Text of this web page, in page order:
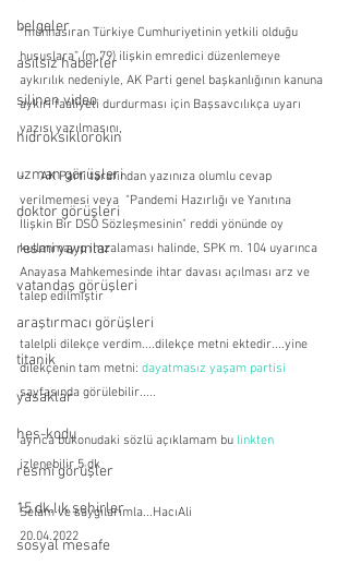
belgeler
asılsız haberler
silinen video
hidroksiklorokin
uzman görüşleri
doktor görüşleri
resmi yayınlar
vatandaş görüşleri
araştırmacı görüşleri
titanik
yasaklar
hes-kodu
resmi görüşler
15 dk.lık şehirler
sosyal mesafe
“münhasıran Türkiye Cumhuriyetinin yetkili olduğu
hususlara” (m.79) ilişkin emredici düzenlemeye
aykırılık nedeniyle, AK Parti genel başkanlığının kanuna
aykırı faaliyeti durdurması için Başsavcılıkça uyarı
yazısı yazılmasını,
-     AK Parti tarafından yazınıza olumlu cevap
verilmemesi veya  "Pandemi Hazırlığı ve Yanıtına
İlişkin Bir DSÖ Sözleşmesinin" reddi yönünde oy
kullanmayıp imzalaması halinde, SPK m. 104 uyarınca
Anayasa Mahkemesinde ihtar davası açılması arz ve
talep edilmiştir
talelpli dilekçe verdim....dilekçe metni ektedir....yine
dilekçenin tam metni: dayatmasız yaşam partisi
sayfasında görülebilir.....
ayrıca bukonudaki sözlü açıklamam bu linkten
izlenebilir 5 dk
Selam ve saygılarımla...HacıAli
20.04.2022